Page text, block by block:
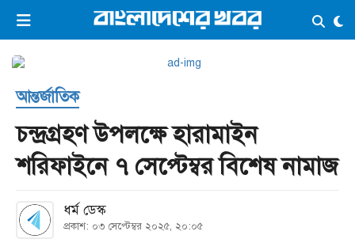
ভিডিও ই-পেপার লগইন ×
প্রচ্ছদ
সর্বশেষ
সব বিভাগ
কনভার্টার
আন্তর্জাতিক
চন্দ্রগ্রহণ উপলক্ষে হারামাইন
শরিফাইনে ৭ সেপ্টেম্বর বিশেষ নামাজ
ধর্ম ডেস্ক
প্রকাশ: ০৩ সেপ্টেম্বর ২০২৫, ২০:০৫